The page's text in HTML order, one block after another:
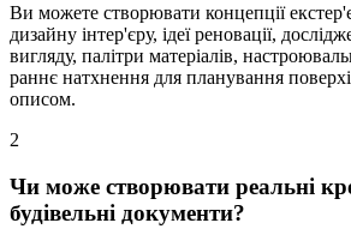
Ви можете створювати концепції
дизайну інтер'єру, ідеї реновації,
вигляду, палітри матеріалів,
раннє натхнення для планування
описом.
2
Чи може створювати реальні
будівельні документи?